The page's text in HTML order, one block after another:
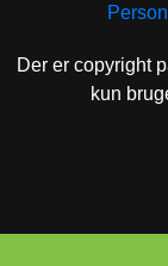
Der er copyright
kun